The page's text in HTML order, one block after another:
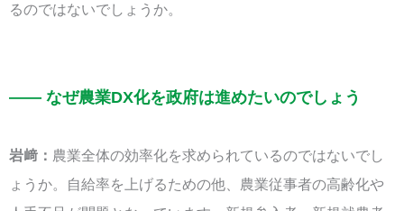
るのではないでしょうか。
—— なぜ農業DX化を政府は進めたいのでしょう
岩﨑： 農業全体の効率化を求められているのではないでし
ょうか。自給率を上げるための他、農業従事者の高齢化や